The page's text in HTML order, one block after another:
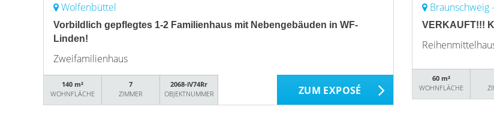
Wolfenbüttel
Vorbildlich gepflegtes 1-2 Familienhaus mit Nebengebäuden in WF-
Linden!
Zweifamilienhaus
140 m²
WOHNFLÄCHE
7
ZIMMER
2068-iV74Rr
OBJEKTNUMMER
ZUM EXPOSÉ
Braunschweig
VERKAUFT!!!
60 m²
WOHNFLÄCHE